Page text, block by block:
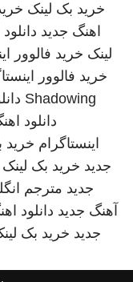
خرید بک لینک
اهنگ جدید
لینک خرید فالوور
خرید فالوور
Shadowing
دانلود
اینستاگرام خرید
جدید خرید بک لینک
جدید مترجم
آهنگ جدید دانلود
جدید خرید بک